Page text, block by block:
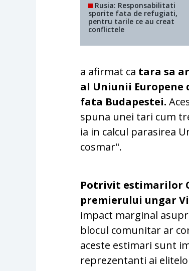
Rusia: Responsabilitati
sporite fata de refugiati,
pentru tarile ce au creat
conflictele
a afirmat ca tara sa
al Uniunii Europene
fata Budapestei.
spuna unei tari cum
ia in calcul parasirea
cosmar".
Potrivit estimarilor
premierului ungar
impact marginal
blocul comunitar ar
aceste estimari sunt
reprezentanti ai